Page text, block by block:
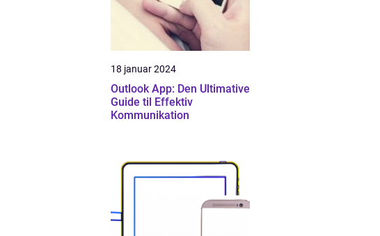
18 januar 2024
Outlook App: Den Ultimative
Guide til Effektiv
Kommunikation